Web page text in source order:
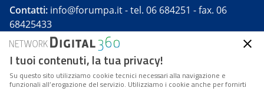
Contatti: info@forumpa.it- tel. 06 684251 - fax. 06
68425433
Forumpa.itè una pubblicazione telematica iscritta
presso Registro della stampa del Tribunale di Roma -
Reg. n. 182 del 2 maggio 2008 - Direttore resp. Michela
I tuoi contenuti, la tua privacy!
Su questo sito utilizziamo cookie tecnici necessari alla navigazione e
funzionali all’erogazione del servizio. Utilizziamo i cookie anche per fornirti